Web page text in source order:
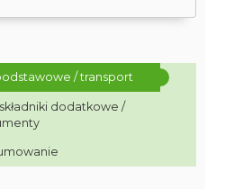
/ transport
dodatkowe /